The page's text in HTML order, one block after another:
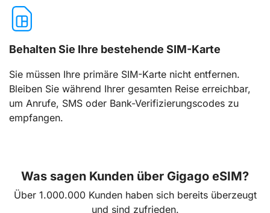
Behalten Sie Ihre bestehende SIM-Karte
Sie müssen Ihre primäre SIM-Karte nicht entfernen.
Bleiben Sie während Ihrer gesamten Reise erreichbar,
um Anrufe, SMS oder Bank-Verifizierungscodes zu
empfangen.
Was sagen Kunden über Gigago eSIM?
Über 1.000.000 Kunden haben sich bereits überzeugt
und sind zufrieden.